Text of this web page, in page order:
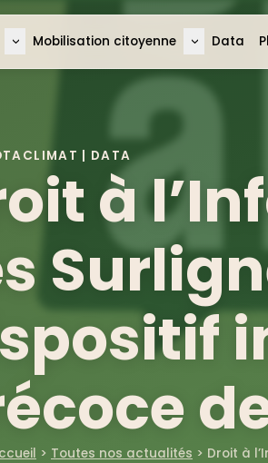
> Mobilisation citoyenne > Data
| DATA
à
> Toutes nos actualités > Droit à